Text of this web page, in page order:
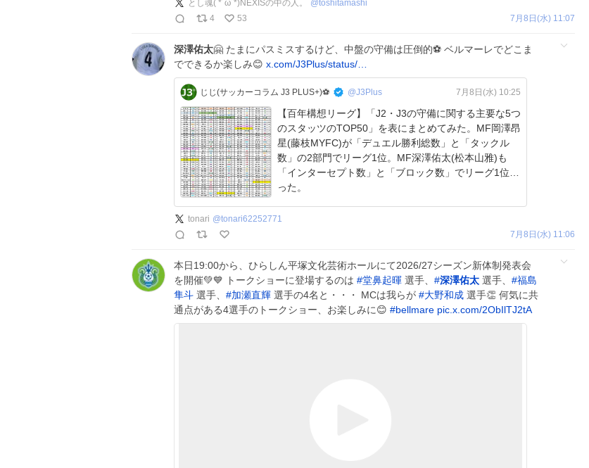
とし魂( *˙ω˙*)NEXISの中の人。 @toshitamashi
4
53 7月8日(水) 11:07
深澤佑太🤗 たまにパスミスするけど、中盤の守備は圧倒的⚽ ベルマーレでどこま
でできるか楽しみ😊 x.com/J3Plus/status/…
じじ(サッカーコラム J3 PLUS+)⚽️ @J3Plus 7月8日(水) 10:25
【百年構想リーグ】「J2・J3の守備に関する主要な5つ
のスタッツのTOP50」を表にまとめてみた。MF岡澤昂
星(藤枝MYFC)が「デュエル勝利総数」と「タックル
数」の2部門でリーグ1位。MF深澤佑太(松本山雅)も
「インターセプト数」と「ブロック数」でリーグ1位だ
った。
tonari @tonari62252771
7月8日(水) 11:06
本日19:00から、ひらしん平塚文化芸術ホールにて2026/27シーズン新体制発表会
を開催💚💙 トークショーに登場するのは #堂鼻起暉 選手、 #深澤佑太 選手、 #福島
隼斗 選手、 #加瀬直輝 選手の4名と・・・ MCは我らが #大野和成 選手👏 何気に共
通点がある4選手のトークショー、お楽しみに😊 #bellmare pic.x.com/2ObIlTJ2tA